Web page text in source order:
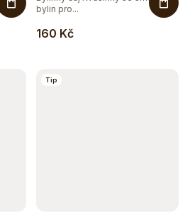
a...
160 Kč
bylin pro...
Tip